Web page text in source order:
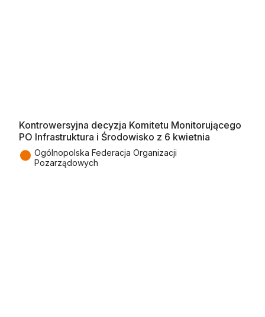
Kontrowersyjna decyzja Komitetu Monitorującego
PO Infrastruktura i Środowisko z 6 kwietnia
● Ogólnopolska Federacja Organizacji
Pozarządowych